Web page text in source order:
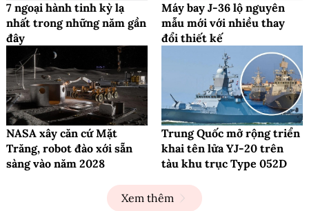
7 ngoại hành tinh kỳ lạ
nhất trong những năm gần
đây
Máy bay J-36 lộ nguyên
mẫu mới với nhiều thay
đổi thiết kế
NASA xây căn cứ Mặt
Trăng, robot đào xới sẵn
sàng vào năm 2028
Trung Quốc mở rộng triển
khai tên lửa YJ-20 trên
tàu khu trục Type 052D
Xem thêm